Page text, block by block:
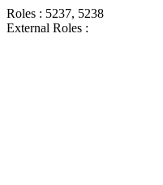
Roles : 5237, 5238
External Roles :